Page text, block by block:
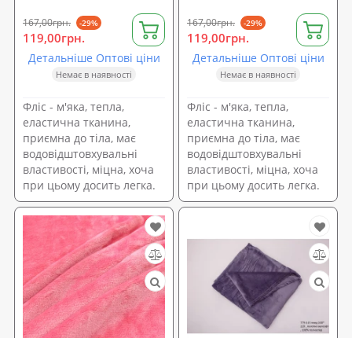
167,00грн. -29%
119,00грн.
Детальніше Оптові ціни
Немає в наявності
Фліс - м'яка, тепла,
еластична тканина,
приємна до тіла, має
водовідштовхувальні
властивості, міцна, хоча
при цьому досить легка.
167,00грн. -29%
119,00грн.
Детальніше Оптові ціни
Немає в наявності
Фліс - м'яка, тепла,
еластична тканина,
приємна до тіла, має
водовідштовхувальні
властивості, міцна, хоча
при цьому досить легка.